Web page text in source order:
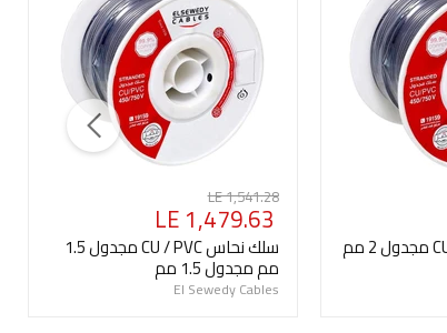
السعر
الأصلي
LE 1,541.28
السعر
الحالي
LE 1,479.63
سلك نحاس CU / PVC مجدول 1.5
مم مجدول 1.5 مم
El Sewedy Cables
سلك نحاس CU / PVC مجدول 2 مم